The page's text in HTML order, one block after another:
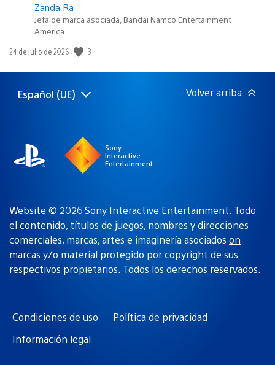
Zanda Ra
Jefa de marca asociada, Bandai Namco Entertainment
America
Fecha
publicación:
24 de julio de 2026 3
Selecciona
una
Región
actual:
Español (UE) Volver arriba
Sony
Interactive
Entertainment
Website © 2026 Sony Interactive Entertainment. Todo
el contenido, títulos de juegos, nombres y direcciones
comerciales, marcas, artes e imaginería asociados on
marcas y/o material protegido por copyright de sus
respectivos propietarios. Todos los derechos reservados.
Condiciones de uso
Política de privacidad
Información legal